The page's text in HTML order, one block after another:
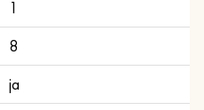
1
8
ja